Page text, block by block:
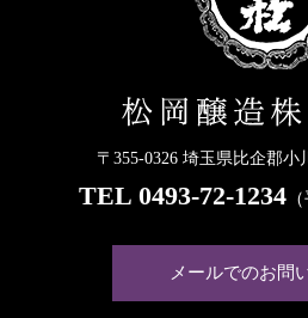
〒355-0326 埼玉県比企郡小
TEL 0493-72-1234（
メールでのお問